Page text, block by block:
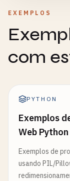
EXEMPLOS
com
PYTHON
Exemplos
Web Python
Exemplos de
usando PIL/